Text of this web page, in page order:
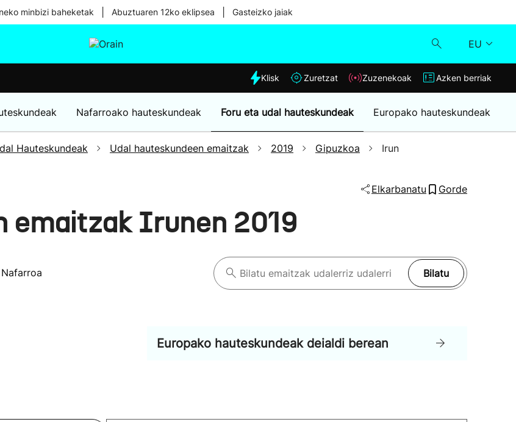
minbizi baheketak Abuztuaren 12ko eklipsea Gasteizko jaiak
EU
Eguraldia
Klisk
Zuzenekoak
Azken berriak
Klisk Zuretzat Zuzenekoak Azken berriak
Nafarroako hauteskundeak Foru eta udal hauteskundeak Europako hauteskundeak
Hauteskundeak Udal hauteskundeen emaitzak 2019 Gipuzkoa Irun
Elkarbanatu Gorde
emaitzak Irunen 2019
Nafarroa Bilatu
Europako hauteskundeak deialdi berean